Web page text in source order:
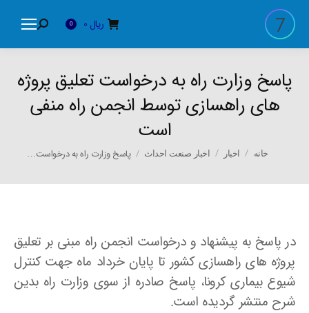
ریال 0
Search:
پاسخ وزارت راه به درخواست تعلیق پروژه
های راهسازی توسط انجمن راه منفی
است
You are here:
خانه اخبار اخبار صنعت احداث پاسخ وزارت راه به درخواست…
در پاسخ به پیشنهاد و درخواست انجمن راه مبنی بر تعلیق
پروژه های راهسازی کشور تا پایان خرداد ماه جهت کنترل
شیوع بیماری کرونا، پاسخ صادره از سوی وزارت راه بدین
شرح منتشر گردیده است.